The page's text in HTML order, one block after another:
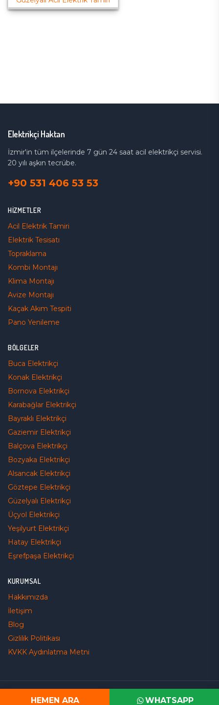
Elektrikçi Haktan
İzmir'in tüm ilçelerinde 7 gün 24 saat acil elektrikçi servisi.
20 yılı aşkın tecrübe.
+90 531 406 53 53
HIZMETLER
Acil Elektrik Tamiri
Elektrik Tesisatı
Topraklama
Kombi Montajı
Klima Montajı
Avize Montajı
Kaçak Akım Tespiti
Pano Yenileme
BÖLGELER
Buca Elektrikçi
Konak Elektrikçi
Bornova Elektrikçi
Karabağlar Elektrikçi
Bayraklı Elektrikçi
Gaziemir Elektrikçi
Balçova Elektrikçi
Bozyaka Elektrikçi
Alsancak Elektrikçi
Göztepe Elektrikçi
Güzelyalı Elektrikçi
Üçyol Elektrikçi
Yeşilyurt Elektrikçi
Hatay Elektrikçi
Eşrefpaşa Elektrikçi
KURUMSAL
Hakkımızda
İletişim
Blog
Gizlilik Politikası
KVKK Aydınlatma Metni
ACİL ELEKTRİKÇİ
+90 531 406 53 53
HEMEN ARA WHATSAPP